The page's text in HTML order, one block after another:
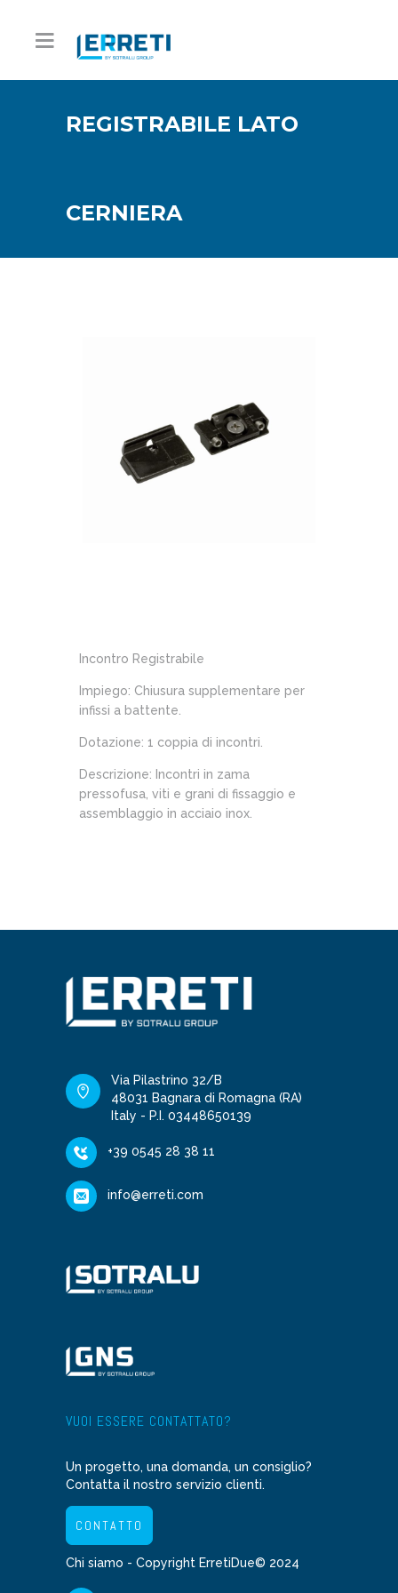
REGISTRABILE LATO
CERNIERA
Incontro Registrabile
Impiego: Chiusura supplementare per
infissi a battente.
Dotazione: 1 coppia di incontri.
Descrizione: Incontri in zama
pressofusa, viti e grani di fissaggio e
assemblaggio in acciaio inox.
Via Pilastrino 32/B
48031 Bagnara di Romagna (RA)
Italy - P.I. 03448650139
+39 0545 28 38 11
info@erreti.com
VUOI ESSERE CONTATTATO?
Un progetto, una domanda, un consiglio?
Contatta il nostro servizio clienti.
CONTATTO
Chi siamo - Copyright ErretiDue© 2024